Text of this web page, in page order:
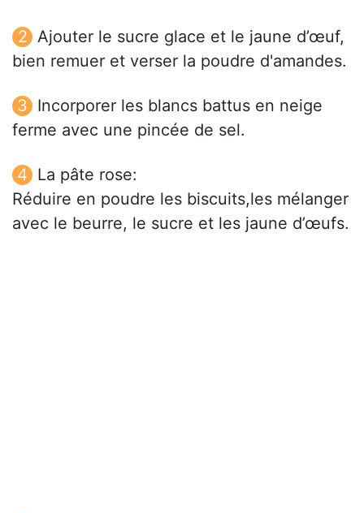
Ajouter le sucre glace et le jaune d’œuf,
bien remuer et verser la poudre d'amandes.
Incorporer les blancs battus en neige
ferme avec une pincée de sel.
La pâte rose:
Réduire en poudre les biscuits,les mélanger
avec le beurre, le sucre et les jaune d’œufs.